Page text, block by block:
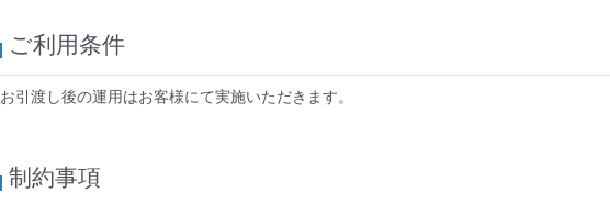
ご利用条件
お引渡し後の運用はお客様にて実施いただきます。
制約事項